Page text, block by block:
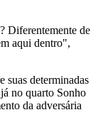
Diferentemente de
aqui dentro",
suas determinadas
no quarto Sonho
da adversária